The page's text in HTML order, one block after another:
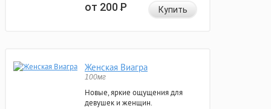
от 200Р Купить
Женская Виагра
100мг
Новые, яркие ощущения для
девушек и женщин.